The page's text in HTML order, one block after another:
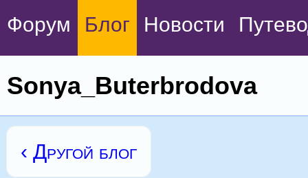
Форум Блог Новости
Sonya_Buterbrodova
‹ Другой блог